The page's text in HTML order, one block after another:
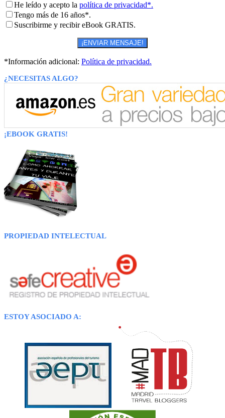
He leído y acepto la política de privacidad*.
Tengo más de 16 años*.
Suscribirme y recibir eBook GRATIS.
*Información adicional: Política de privacidad.
¿NECESITAS ALGO?
¡EBOOK GRATIS!
PROPIEDAD INTELECTUAL
ESTOY ASOCIADO A: